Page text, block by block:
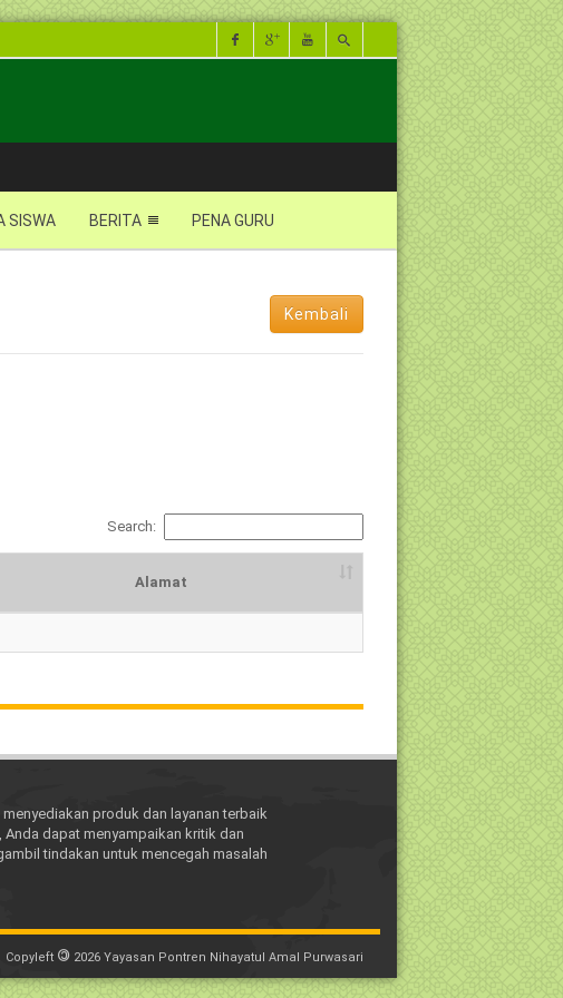
SISWA BERITA PENA GURU
Kembali
Search:
Alamat
produk dan layanan terbaik
dapat menyampaikan kritik dan
tindakan untuk mencegah masalah
Copyleft ©2026 Yayasan Pontren Nihayatul Amal Purwasari